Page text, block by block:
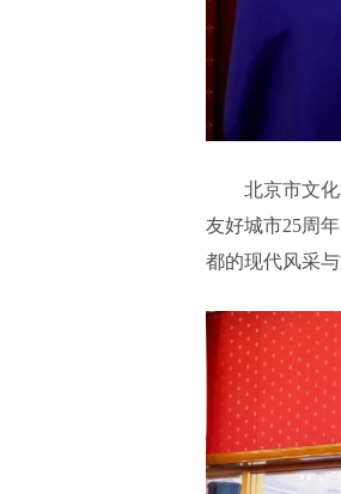
北京市文
友好城市25周
都的现代风采与